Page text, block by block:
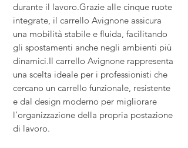
durante il lavoro.Grazie alle cinque ruote
integrate, il carrello Avignone assicura
una mobilità stabile e fluida, facilitando
gli spostamenti anche negli ambienti più
dinamici.Il carrello Avignone rappresenta
una scelta ideale per i professionisti che
cercano un carrello funzionale, resistente
e dal design moderno per migliorare
l’organizzazione della propria postazione
di lavoro.